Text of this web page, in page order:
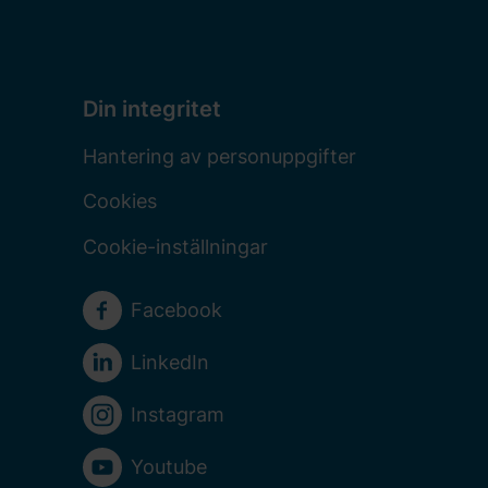
Din integritet
Hantering av personuppgifter
Cookies
Cookie-inställningar
Sociala medier
Facebook
LinkedIn
Instagram
Youtube